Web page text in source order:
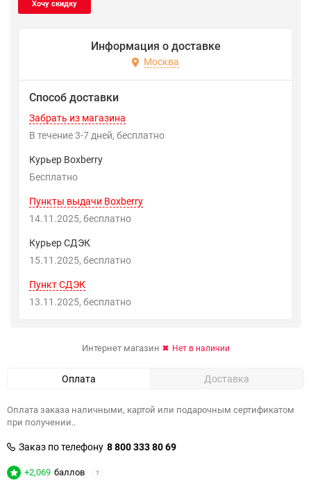
Информация о доставке
Москва
Способ доставки
Забрать из магазина
В течение3-7 дней Бесплатно
Курьер Boxberry
Бесплатно
Пункты выдачи Boxberry
14.11.2025
Бесплатно
Курьер СДЭК
15.11.2025
Бесплатно
Пункт СДЭК
13.11.2025
Бесплатно
Интернет магазин Нет в наличии
Оплата Доставка
Оплата заказа наличными, картой или подарочным сертификатом
при получении..
Заказ по телефону 8 800 333 80 69
+2,069 баллов ?